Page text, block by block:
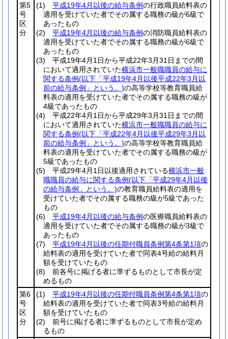
第5
号
区
分
(1) 平成19年4月以後の給与条例の行政職員給料表の
適用を受けていた者でその属する職務の級が6級で
あったもの
(2)
平成19年4月以後の給与条例の消防職員給料表の
適用を受けていた者でその属する職務の級が6級で
あったもの
(3) 平成19年4月1日から平成22年3月31日までの間
において適用されていた横浜市一般職職員の給与に
関する条例(以下「平成19年4月以後平成22年3月以
前の給与条例」という。)の高等学校等教育職員給
料表の適用を受けていた者でその属する職務の級が
4級であったもの
(4) 平成22年4月1日から平成29年3月31日までの間
において適用されていた横浜市一般職職員の給与に
関する条例(以下「平成22年4月以後平成29年3月以
前の給与条例」という。)の高等学校等教育職員給
料表の適用を受けていた者でその属する職務の級が
5級であったもの
(5) 平成29年4月1日以後適用されている横浜市一般
職職員の給与に関する条例(以下「平成29年4月以後
の給与条例」という。)の教育職員給料表の適用を
受けていた者でその属する職務の級が5級であった
もの
(6)
平成19年4月以後の給与条例の医療職員給料表の
適用を受けていた者でその属する職務の級が3級で
あったもの
(7)
平成19年4月以後の任期付職員条例第4条第1項の
給料表の適用を受けていた者で同表4号給の給料月
額を受けていたもの
(8) 前各号に掲げる者に準ずるものとして市長が定
めるもの
第6
号
区
分
(1) 平成19年4月以後の任期付職員条例第4条第1項の
給料表の適用を受けていた者で同表3号給の給料月
額を受けていたもの
(2) 前号に掲げる者に準ずるものとして市長が定め
るもの